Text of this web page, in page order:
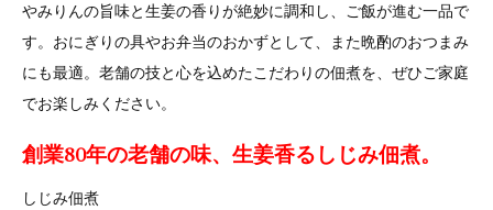
やみりんの旨味と生姜の香りが絶妙に調和し、ご飯が進む一品で
す。おにぎりの具やお弁当のおかずとして、また晩酌のおつまみ
にも最適。老舗の技と心を込めたこだわりの佃煮を、ぜひご家庭
でお楽しみください。
創業80年の老舗の味、生姜香るしじみ佃煮。
しじみ佃煮